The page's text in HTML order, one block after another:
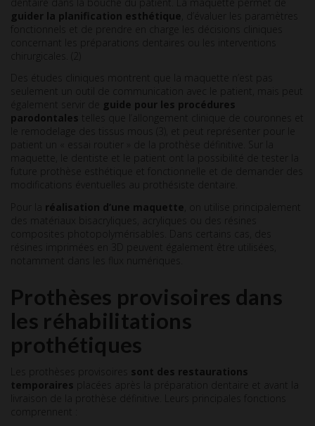
guider la planification esthétique , d’évaluer les paramètres
fonctionnels et de prendre en charge les décisions cliniques
concernant les préparations dentaires ou les interventions
chirurgicales. (2)
Des études cliniques montrent que la maquette n’est pas
seulement un outil de communication avec le patient, mais peut
également servir de
guide pour les procédures
parodontales telles que l’allongement clinique de couronnes et
le remodelage des tissus mous (3), et peut représenter pour le
patient un « essai routier » de la prothèse définitive. Sur la
maquette, le dentiste et le patient ont la possibilité de tester la
future prothèse esthétique et fonctionnelle et de demander des
modifications éventuelles au prothésiste dentaire.
réalisation d’une maquette , on utilise principalement
des matériaux bisacryliques, acryliques ou des résines
composites photopolymérisables. Dans certains cas, des
résines imprimées en 3D peuvent également être utilisées,
notamment dans les flux numériques.
Prothèses provisoires dans
les réhabilitations
prothétiques
Les prothèses provisoires sont des restaurations
temporaires placées après la préparation dentaire et avant la
livraison de la prothèse définitive. Leurs principales fonctions
comprennent :